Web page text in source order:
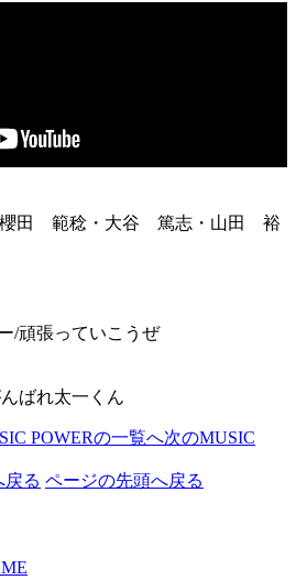
櫻田 範稔・大谷 篤志・山田 裕
/頑張っていこうぜ
ばれ太一くん
POWERの一覧へ次のMUSIC
戻る ページの先頭へ戻る